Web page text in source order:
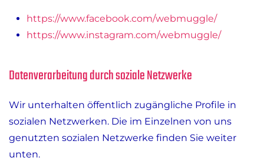
https://www.facebook.com/webmuggle/
https://www.instagram.com/webmuggle/
Datenverarbeitung durch soziale Netzwerke
Wir unterhalten öffentlich zugängliche Profile in
sozialen Netzwerken. Die im Einzelnen von uns
genutzten sozialen Netzwerke finden Sie weiter
unten.